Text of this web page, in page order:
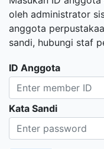
oleh administrator
anggota
sandi, hubungi staf
ID Anggota
Kata Sandi